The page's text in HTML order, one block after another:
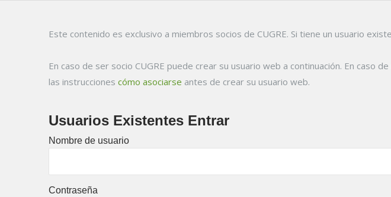
Este contenido es exclusivo a miembros socios de CUGRE. Si tiene un usuario
En caso de ser socio CUGRE puede crear su usuario web a continuación. En caso
las instrucciones cómo asociarse antes de crear su usuario web.
Usuarios Existentes Entrar
Nombre de usuario
Contraseña